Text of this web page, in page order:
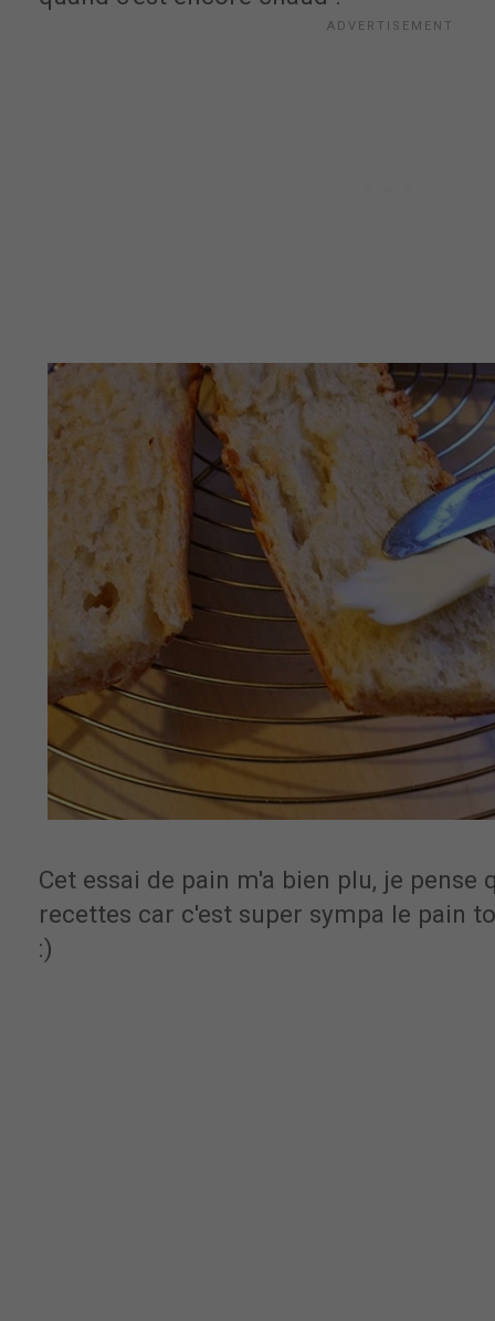
Cet essai de pain m'a bien plu, je pense
recettes car c'est super sympa le pain
:)